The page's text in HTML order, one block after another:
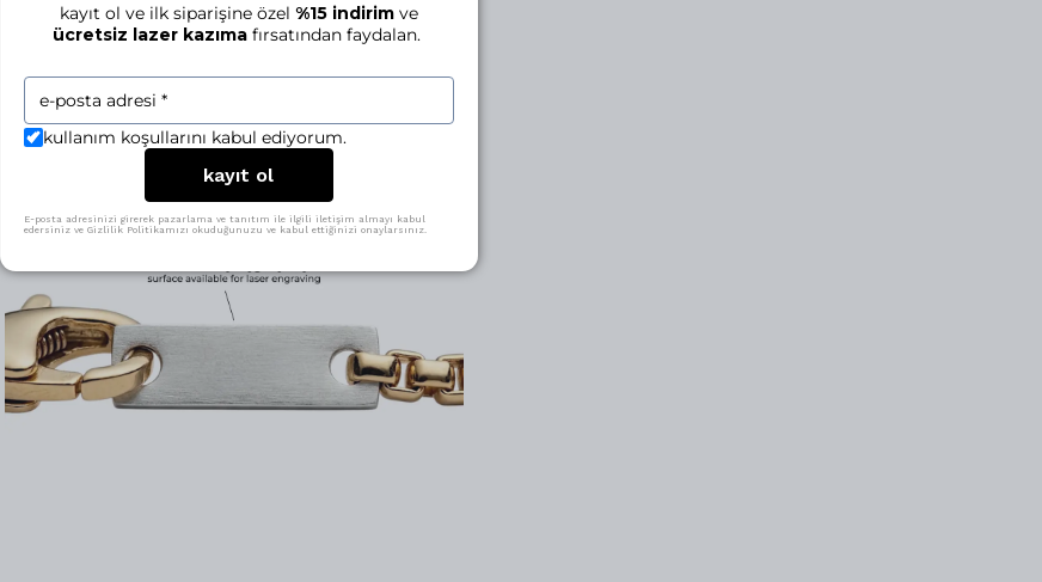
kayıt ol ve ilk siparişine özel %15 indirim ve
ücretsiz lazer kazıma fırsatından faydalan.
kullanım koşullarını kabul ediyorum.
kayıt ol
E-posta adresinizi girerek pazarlama ve tanıtım ile ilgili iletişim almayı kabul
edersiniz ve Gizlilik Politikamızı okuduğunuzu ve kabul ettiğinizi onaylarsınız.